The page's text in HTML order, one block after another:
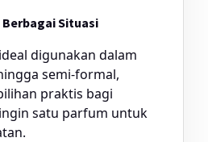
Situasi
digunakan dalam
semi-formal,
praktis bagi
satu parfum untuk